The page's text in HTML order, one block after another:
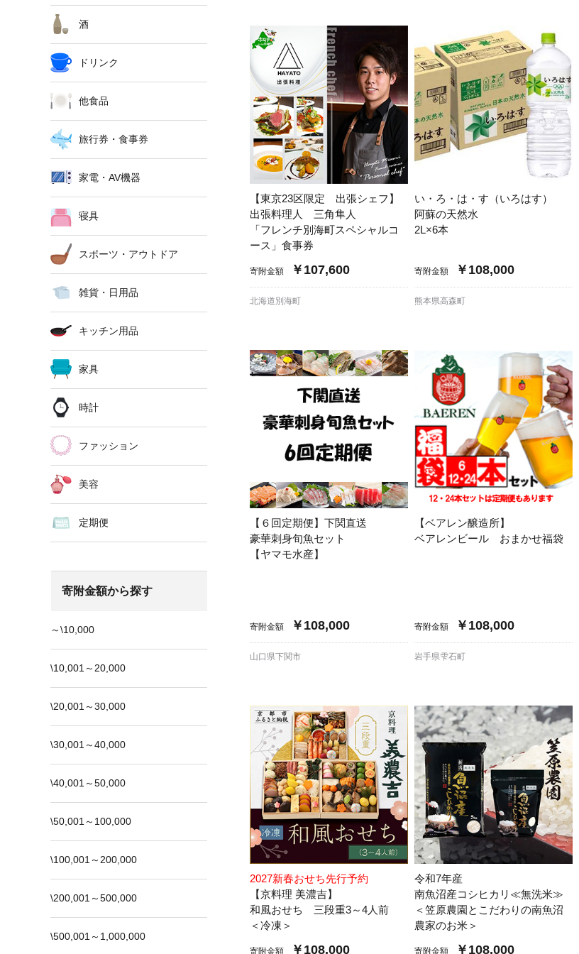
【東京23区限定 出張シェフ】
出張料理人 三角隼人
「フレンチ別海町スペシャルコ
ース」食事券
寄附金額 ￥107,600
北海道別海町
い・ろ・は・す（いろはす）
阿蘇の天然水
2L×6本
寄附金額 ￥108,000
熊本県高森町
【６回定期便】下関直送
豪華刺身旬魚セット
【ヤマモ水産】
寄附金額 ￥108,000
山口県下関市
【ベアレン醸造所】
ベアレンビール おまかせ福袋
寄附金額 ￥108,000
岩手県雫石町
2027新春おせち先行予約
【京料理 美濃吉】
和風おせち 三段重3～4人前
＜冷凍＞
寄附金額 ￥108,000
令和7年産
南魚沼産コシヒカリ≪無洗米≫
＜笠原農園とこだわりの南魚沼
農家のお米＞
寄附金額 ￥108,000
酒
ドリンク
他食品
旅行券・食事券
家電・AV機器
寝具
スポーツ・アウトドア
雑貨・日用品
キッチン用品
家具
時計
ファッション
美容
定期便
寄附金額から探す
～\10,000
\10,001～20,000
\20,001～30,000
\30,001～40,000
\40,001～50,000
\50,001～100,000
\100,001～200,000
\200,001～500,000
\500,001～1,000,000